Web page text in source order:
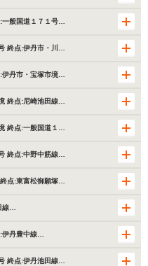
一般国道１７１号…
終点:伊丹市・川…
伊丹市・宝塚市境…
終点:尼崎池田線…
終点:一般国道１…
終点:中野中筋線…
点:東富松御願塚…
線…
伊丹豊中線…
終点:伊丹池田線…